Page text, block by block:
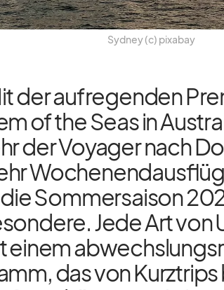
Syd­ney (c) pix­a­bay
der auf­re­gen­den
of the Seas in
der Voy­a­ger nach
Som­mer­sai­son
Jede Art von
ei­nem
das von